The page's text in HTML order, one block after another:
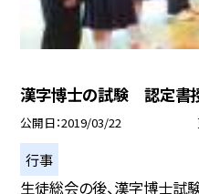
漢字博士の試験 認定書
公開日 2019/03/22
行事
生徒総会の後、漢字博士試